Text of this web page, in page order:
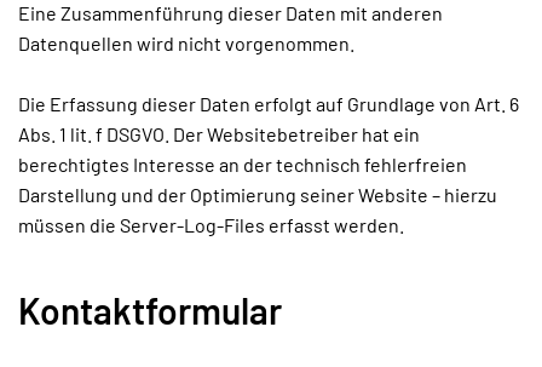
Eine Zusammenführung dieser Daten mit anderen
Datenquellen wird nicht vorgenommen.
Die Erfassung dieser Daten erfolgt auf Grundlage von Art. 6
Abs. 1 lit. f DSGVO. Der Websitebetreiber hat ein
berechtigtes Interesse an der technisch fehlerfreien
Darstellung und der Optimierung seiner Website – hierzu
müssen die Server-Log-Files erfasst werden.
Kontaktformular